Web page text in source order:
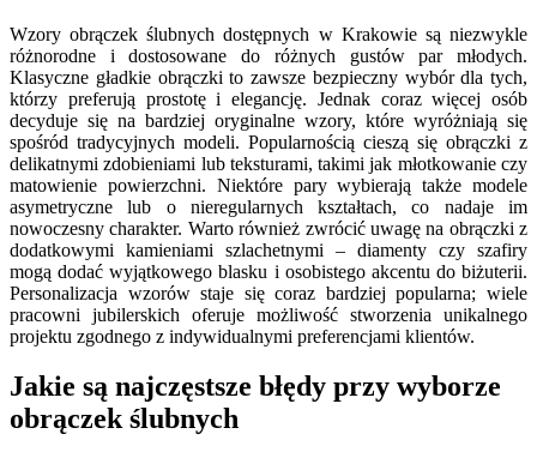
Wzory obrączek ślubnych dostępnych w Krakowie są niezwykle
różnorodne i dostosowane do różnych gustów par młodych.
Klasyczne gładkie obrączki to zawsze bezpieczny wybór dla tych,
którzy preferują prostotę i elegancję. Jednak coraz więcej osób
decyduje się na bardziej oryginalne wzory, które wyróżniają się
spośród tradycyjnych modeli. Popularnością cieszą się obrączki z
delikatnymi zdobieniami lub teksturami, takimi jak młotkowanie czy
matowienie powierzchni. Niektóre pary wybierają także modele
asymetryczne lub o nieregularnych kształtach, co nadaje im
nowoczesny charakter. Warto również zwrócić uwagę na obrączki z
dodatkowymi kamieniami szlachetnymi – diamenty czy szafiry
mogą dodać wyjątkowego blasku i osobistego akcentu do biżuterii.
Personalizacja wzorów staje się coraz bardziej popularna; wiele
pracowni jubilerskich oferuje możliwość stworzenia unikalnego
projektu zgodnego z indywidualnymi preferencjami klientów.
Jakie są najczęstsze błędy przy wyborze
obrączek ślubnych